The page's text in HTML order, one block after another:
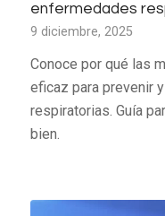
enfermedades
9 diciembre, 2025
Conoce por qué las
eficaz para prevenir
respiratorias. Guía
bien.